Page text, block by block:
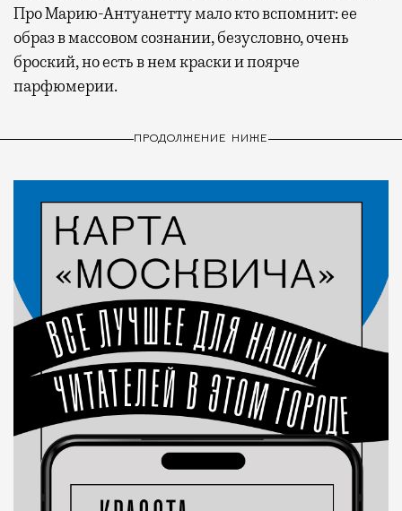
Про Марию-Антуанетту мало кто вспомнит: ее
образ в массовом сознании, безусловно, очень
броский, но есть в нем краски и поярче
парфюмерии.
ПРОДОЛЖЕНИЕ НИЖЕ